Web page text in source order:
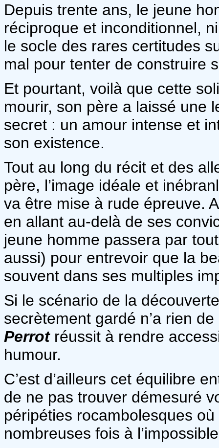
Depuis trente ans, le jeune
réciproque et inconditionnel,
le socle des rares certitudes
mal pour tenter de construire
Et pourtant, voilà que cette
mourir, son père a laissé une
secret : un amour intense et
son existence.
Tout au long du récit et des
père, l’image idéale et
va être mise à rude épreuve.
en allant au-delà de ses
jeune homme passera par
aussi) pour entrevoir que la
souvent dans ses multiples
Si le scénario de la
secrètement gardé n’a rien
Perrotréussit à rendre
humour.
C’est d’ailleurs cet équilibre
de ne pas trouver démesuré
péripéties rocambolesques
nombreuses fois à